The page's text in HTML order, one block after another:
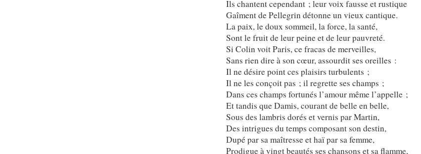
Ils chantent cependant ; leur voix fausse et rustique
Gaîment de Pellegrin détonne un vieux cantique.
La paix, le doux sommeil, la force, la santé,
Sont le fruit de leur peine et de leur pauvreté.
Si Colin voit Paris, ce fracas de merveilles,
Sans rien dire à son cœur, assourdit ses oreilles :
Il ne désire point ces plaisirs turbulents ;
Il ne les conçoit pas ; il regrette ses champs ;
Dans ces champs fortunés l’amour même l’appelle ;
Et tandis que Damis, courant de belle en belle,
Sous des lambris dorés et vernis par Martin,
Des intrigues du temps composant son destin,
Dupé par sa maîtresse et haï par sa femme,
Prodigue à vingt beautés ses chansons et sa flamme,